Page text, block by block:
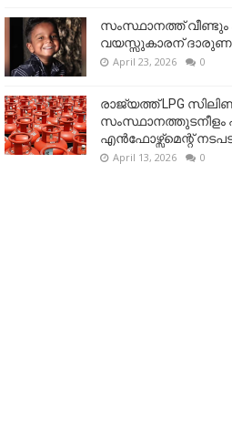
സംസ്ഥാനത്ത് വീണ്ടും
വയസ്സുകാരന്
April 23, 2026 0
രാജ്യത്ത് LPG
എൻഫോഴ്സ്മെന്റ്
April 13, 2026 0